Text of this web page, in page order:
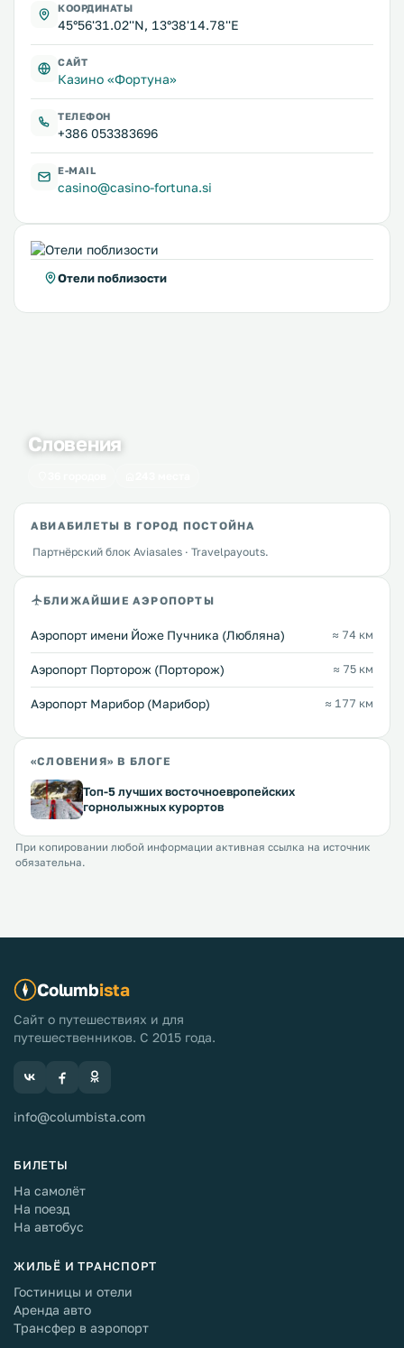
КООРДИНАТЫ
45°56'31.02''N, 13°38'14.78''E
САЙТ
Казино «Фортуна»
ТЕЛЕФОН
+386 053383696
E-MAIL
casino@casino-fortuna.si
Отели поблизости
Словения
АВИАБИЛЕТЫ В ГОРОД ПОСТОЙНА
Партнёрский блок Aviasales · Travelpayouts.
БЛИЖАЙШИЕ АЭРОПОРТЫ
Аэропорт имени Йоже Пучника (Любляна) ≈ 74 км
Аэропорт Порторож (Порторож) ≈ 75 км
Аэропорт Марибор (Марибор) ≈ 177 км
«СЛОВЕНИЯ» В БЛОГЕ
Топ-5 лучших восточноевропейских
горнолыжных курортов
При копировании любой информации активная ссылка на источник
обязательна.
Columbista
Сайт о путешествиях и для
путешественников. С 2015 года.
info@columbista.com
БИЛЕТЫ
На самолёт
На поезд
На автобус
ЖИЛЬЁ И ТРАНСПОРТ
Гостиницы и отели
Аренда авто
Трансфер в аэропорт